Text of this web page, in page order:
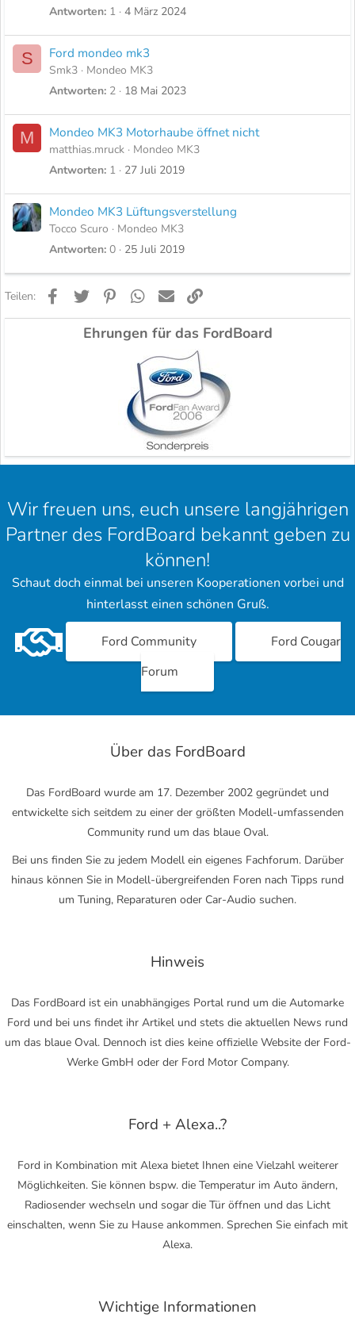
Antworten 1 4 März 2024
S Ford mondeo mk3
Smk3
Mondeo MK3
Antworten 2 18 Mai 2023
M Mondeo MK3 Motorhaube öffnet nicht
matthias.mruck
Mondeo MK3
Antworten 1 27 Juli 2019
Mondeo MK3 Lüftungsverstellung
Tocco Scuro
Mondeo MK3
Antworten 0 25 Juli 2019
Teilen: FacebookTwitter PinterestWhatsApp
E-Mail
Ehrungen für das FordBoard
Wir freuen uns, euch unsere langjährigen
Partner des FordBoard bekannt geben zu
können!
Schaut doch einmal bei unseren Kooperationen vorbei und
hinterlasst einen schönen Gruß.
Ford Community
Ford Cougar
Forum
Über das FordBoard
Das FordBoard wurde am 17. Dezember 2002 gegründet und
entwickelte sich seitdem zu einer der größten Modell-umfassenden
Community rund um das blaue Oval.
Bei uns finden Sie zu jedem Modell ein eigenes Fachforum. Darüber
hinaus können Sie in Modell-übergreifenden Foren nach Tipps rund
um Tuning, Reparaturen oder Car-Audio suchen.
Hinweis
Das FordBoard ist ein unabhängiges Portal rund um die Automarke
Ford und bei uns findet ihr Artikel und stets die aktuellen News rund
um das blaue Oval. Dennoch ist dies keine offizielle Website der Ford-
Werke GmbH oder der Ford Motor Company.
Ford + Alexa..?
Ford in Kombination mit Alexa bietet Ihnen eine Vielzahl weiterer
Möglichkeiten. Sie können bspw. die Temperatur im Auto ändern,
Radiosender wechseln und sogar die Tür öffnen und das Licht
einschalten, wenn Sie zu Hause ankommen. Sprechen Sie einfach mit
Alexa.
Wichtige Informationen